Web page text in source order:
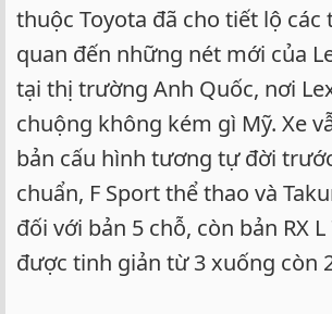
thuộc Toyota đã cho tiết lộ các
quan đến những nét mới của
tại thị trường Anh Quốc, nơi
chuộng không kém gì Mỹ. Xe
bản cấu hình tương tự đời
chuẩn, F Sport thể thao và
đối với bản 5 chỗ, còn bản RX
được tinh giản từ 3 xuống còn